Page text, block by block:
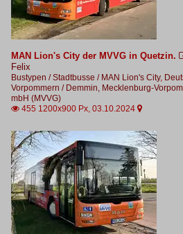
MAN Lion's City der MVVG in Quetzin.
Felix
Bustypen / Stadtbusse / MAN Lion's City,
Vorpommern / Demmin, Mecklenburg-
mbH (MVVG)
 455 1200x900 Px, 03.10.2024 